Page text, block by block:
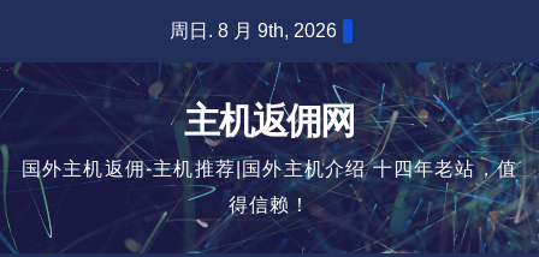
内
容
周日. 8 月 9th, 2026
主机返佣网
国外主机返佣-主机推荐|国外主机介绍 十四年老站，值
得信赖！